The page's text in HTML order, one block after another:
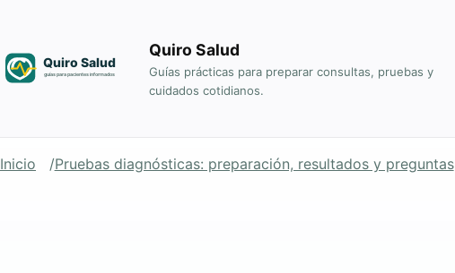
Quiro Salud
Guías prácticas para preparar consultas, pruebas y
cuidados cotidianos.
Inicio Pruebas diagnósticas: preparación, resultados y preguntas